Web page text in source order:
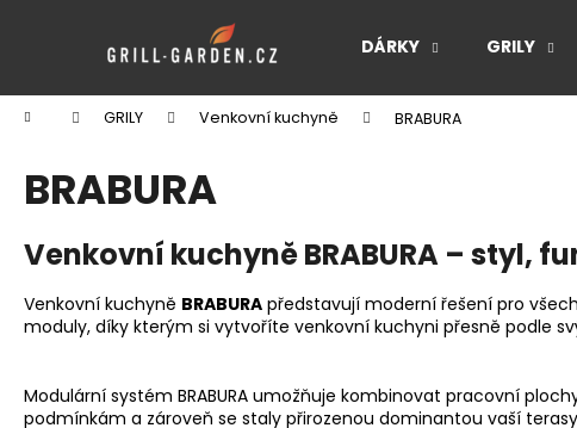
DÁRKY GRILY
Domů GRILY Venkovní kuchyně BRABURA
BRABURA
Venkovní kuchyně BRABURA – styl,
Venkovní kuchyně BRABURA představují moderní řešení pro
moduly, díky kterým si vytvoříte venkovní kuchyni přesně podle
Modulární systém BRABURA umožňuje kombinovat pracovní
podmínkám a zároveň se staly přirozenou dominantou vaší
í
Zpět
do
obchodu
Zpět
do
obchodu